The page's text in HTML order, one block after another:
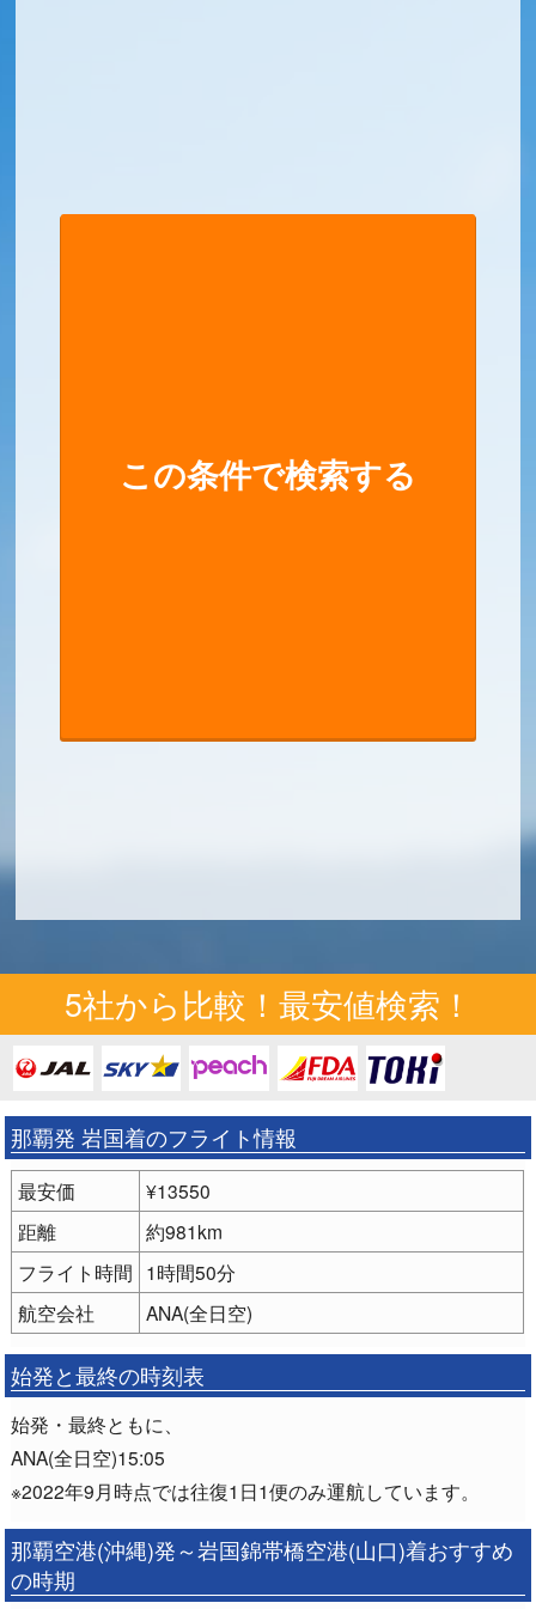
5社から比較！最安値検索！
那覇発 岩国着のフライト情報
最安価
¥13550
距離
約981km
フライト時間 1時間50分
航空会社
ANA(全日空)
始発と最終の時刻表
始発・最終ともに、
ANA(全日空)15:05
※2022年9月時点では往復1日1便のみ運航しています。
那覇空港(沖縄)発～岩国錦帯橋空港(山口)着おすすめ
の時期